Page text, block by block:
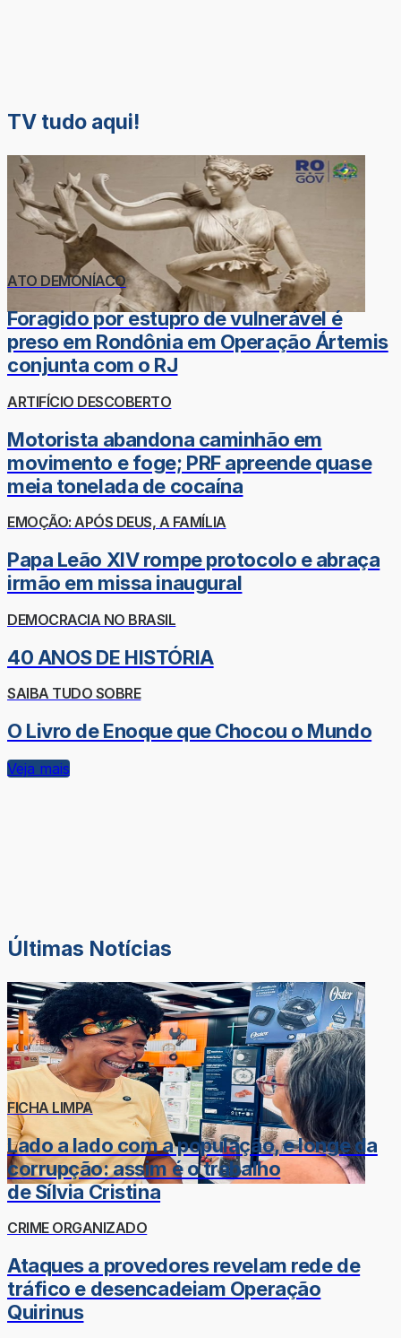
TV tudo aqui!
ATO DEMONÍACO
Foragido por estupro de vulnerável é
preso em Rondônia em Operação Ártemis
conjunta com o RJ
ARTIFÍCIO DESCOBERTO
Motorista abandona caminhão em
movimento e foge; PRF apreende quase
meia tonelada de cocaína
EMOÇÃO: APÓS DEUS, A FAMÍLIA
Papa Leão XIV rompe protocolo e abraça
irmão em missa inaugural
DEMOCRACIA NO BRASIL
40 ANOS DE HISTÓRIA
SAIBA TUDO SOBRE
O Livro de Enoque que Chocou o Mundo
Veja mais
Últimas Notícias
FICHA LIMPA
Lado a lado com a população, e longe da
corrupção: assim é o trabalho
de Sílvia Cristina
CRIME ORGANIZADO
Ataques a provedores revelam rede de
tráfico e desencadeiam Operação
Quirinus